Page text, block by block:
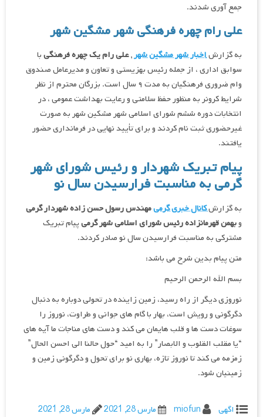
جمع آوری شدند.
علی رام چهره فرهنگی شهر مشگین شهر
به گزارشاخبار شهر مشگین شهر,علی رام یک چهره فرهنگیبا
سوابق اداری ، از جمله رئیس بهزیستی و تعاون و مدیرعامل صندوق
وام ضروری فرهنگیان به مدت ۹ سال است. بزرگان محترم از نظر
شرایط کرونر به منظور حفظ سلامتی و رعایت بهداشت عمومی ، در
انتخابات دوره ششم شورای اسلامی شهر مشکین شهر به صورت
غیرحضوری ثبت نام کردند و برای تأیید نهایی در فرمانداری حضور
یافتند.
پیام تبریک شهردار و رئیس شورای شهر
گرمی به مناسبت فرارسیدن سال نو
به گزارشکانال خبری گرمیمهندس رسول حسن زاده شهردار گرمی
وبهمن قهرمانزاده رئیس شورای اسلامی شهر گرمیپیام تبریک
مشترکی به مناسبت فرارسیدن سال نو صادر کردند.
متن پیام بدین شرح می باشد:
بسم الله الرحمن الرحیم
نوروزی دیگر از راه رسید، زمین زاینده در تحولی دوباره به دنبال
دگرگونی و رویش است، بهار با گام های جوانی و طراوت، نوروز را
سوغات دست ها و قلب هایمان می کند و دست های مناجات ما آیه های
“یا مقلب القلوب و الابصار” را به امید “حول حالنا الی احسن الحال”
زمزمه می کند تا نوروز تازه، بهاری نو برای تحول و دگرگونی زمین و
زمینیان شود.
اگهی miofun مارس 28, 2021 مارس 28, 2021